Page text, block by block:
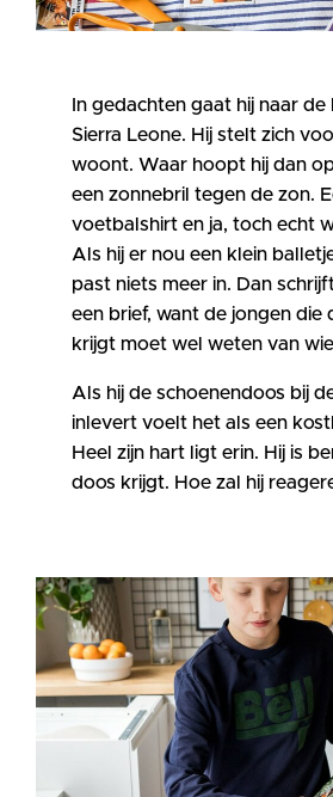
In gedachten gaat hij naar de
Sierra Leone. Hij stelt zich
woont. Waar hoopt hij dan
een zonnebril tegen de zon.
voetbalshirt en ja, toch echt
Als hij er nou een klein
past niets meer in. Dan
een brief, want de jongen die
krijgt moet wel weten van
Als hij de schoenendoos bij
inlevert voelt het als een
Heel zijn hart ligt erin. Hij is
doos krijgt. Hoe zal hij